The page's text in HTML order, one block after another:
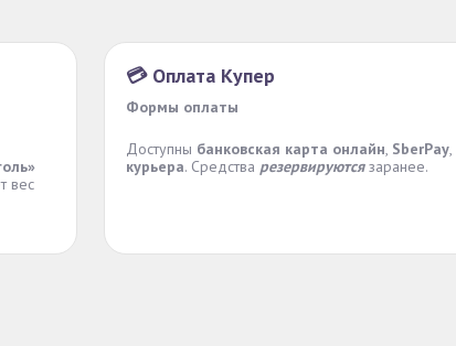
вес
💳 Оплата Купер
Формы оплаты
Доступны банковская карта онлайн, SberPay,
курьера. Средства резервируютсязаранее.